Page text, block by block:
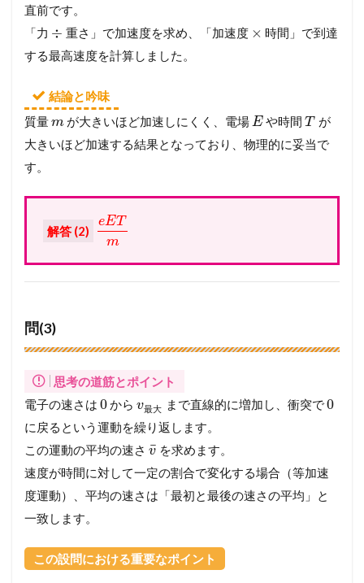
直前です。
「力 ÷ 重さ」で加速度を求め、「加速度 × 時間」で到達
する最高速度を計算しました。
結論と吟味
質量m が大きいほど加速しにくく、電場Eや時間 T が
大きいほど加速する結果となっており、物理的に妥当で
す。
解答 (2)
eET
m
問(3)
思考の道筋とポイント
電子の速さは 0からv最大 まで直線的に増加し、衝突で0
に戻るという運動を繰り返します。
この運動の平均の速さ v
¯ を求めます。
速度が時間に対して一定の割合で変化する場合（等加速
度運動）、平均の速さは「最初と最後の速さの平均」と
一致します。
この設問における重要なポイント